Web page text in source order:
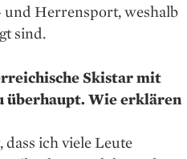
Herrensport, weshalb
sind.
Skistar mit
überhaupt. Wie erklären
ich viele Leute